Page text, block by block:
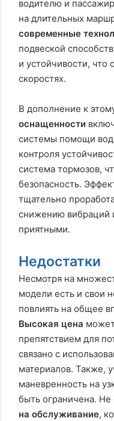
водителю и
на длительных
современные
подвеской
и устойчивости, что
скоростях.
В дополнение к
оснащенности
системы помощи
контроля
система тормозов,
безопасность.
тщательно
снижению вибраций
приятными.
Недостатки
Несмотря на
модели есть и свои
повлиять на общее
Высокая цена
препятствием для
связано с
материалов. Также,
маневренность на
быть ограничена. Не
на обслуживание,